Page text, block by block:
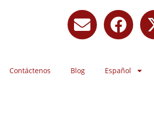
Contáctenos Blog Español